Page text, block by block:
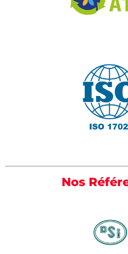
Nos